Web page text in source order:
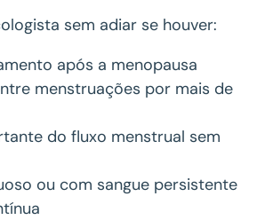
sem adiar se houver:
após a menopausa
menstruações por mais de
do fluxo menstrual sem
ou com sangue persistente